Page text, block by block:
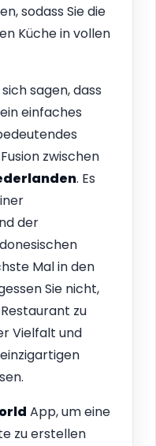
sodass Sie die
Küche in vollen
sagen, dass
einfaches
zwischen
. Es
der
Mal in den
Sie nicht,
zu
Vielfalt und
App, um eine
zu erstellen